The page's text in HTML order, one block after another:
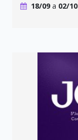
18/09a 02/10